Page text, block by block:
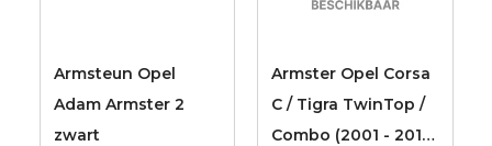
Armsteun Opel
Adam Armster 2
zwart
Armster Opel Corsa
C / Tigra TwinTop /
Combo (2001 - 2012)